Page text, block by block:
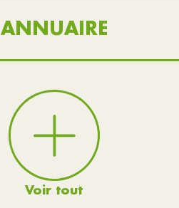
ANNUAIRE
Voir tout